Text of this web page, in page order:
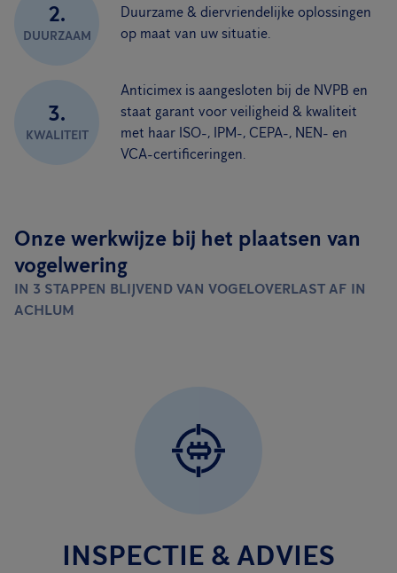
2.
DUURZAAM
Duurzame & diervriendelijke oplossingen
op maat van uw situatie.
3.
KWALITEIT
Anticimex is aangesloten bij de NVPB en
staat garant voor veiligheid & kwaliteit
met haar ISO-, IPM-, CEPA-, NEN- en
VCA-certificeringen.
Onze werkwijze bij het plaatsen van
vogelwering
IN 3 STAPPEN BLIJVEND VAN VOGELOVERLAST AF IN
ACHLUM
INSPECTIE & ADVIES